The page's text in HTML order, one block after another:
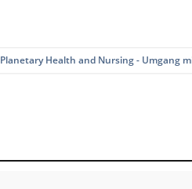
Planetary Health and Nursing - Umgang